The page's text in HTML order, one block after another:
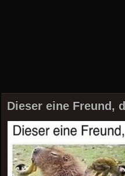
Dieser eine Freund,